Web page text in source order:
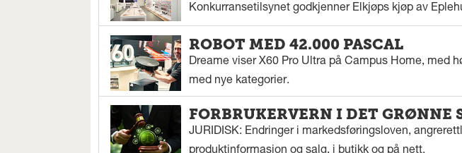
Konkurransetilsynet godkjenner Elkjøps kjøp av
ROBOT MED 42.000 PASCAL
Dreame viser X60 Pro Ultra på Campus Home, med
med nye kategorier.
FORBRUKERVERN I DET GRØNNE
JURIDISK: Endringer i markedsføringsloven,